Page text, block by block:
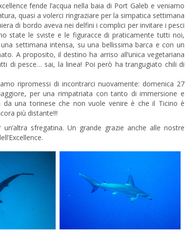
fende l’acqua nella baia di Port Galeb e veniamo
quasi a volerci ringraziare per la simpatica settimana
di bordo aveva nei delfini i complici per invitare i pesci
state le sviste e le figuracce di praticamente tutti noi,
settimana intensa, su una bellissima barca e con un
A proposito, il destino ha arriso all’unica vegetariana
di pesce… sai, la linea! Poi però ha trangugiato chili di
ripromessi di incontrarci nuovamente: domenica 27
per una rimpatriata con tanto di immersione e
una torinese che non vuole venire è che il Ticino è
più distante!!!
sfregatina. Un grande grazie anche alle nostre